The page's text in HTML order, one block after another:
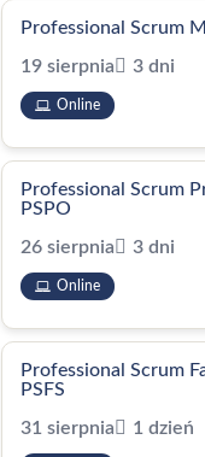
Professional Scrum
19 sierpnia
3 dni
Online
Professional Scrum
PSPO
26 sierpnia
3 dni
Online
Professional Scrum
PSFS
31 sierpnia
1 dzień